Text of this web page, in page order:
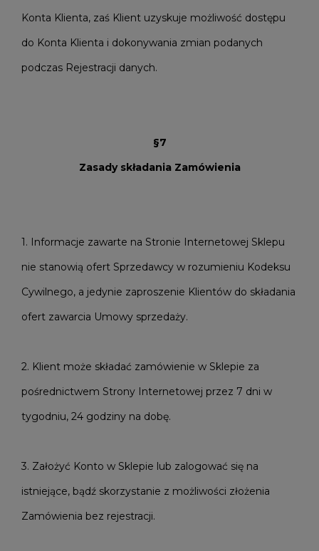
Konta Klienta, zaś Klient uzyskuje możliwość dostępu
do Konta Klienta i dokonywania zmian podanych
podczas Rejestracji danych.
§7
Zasady składania Zamówienia
1. Informacje zawarte na Stronie Internetowej Sklepu
nie stanowią ofert Sprzedawcy w rozumieniu Kodeksu
Cywilnego, a jedynie zaproszenie Klientów do składania
ofert zawarcia Umowy sprzedaży.
2. Klient może składać zamówienie w Sklepie za
pośrednictwem Strony Internetowej przez 7 dni w
tygodniu, 24 godziny na dobę.
3. Założyć Konto w Sklepie lub zalogować się na
istniejące, bądź skorzystanie z możliwości złożenia
Zamówienia bez rejestracji.